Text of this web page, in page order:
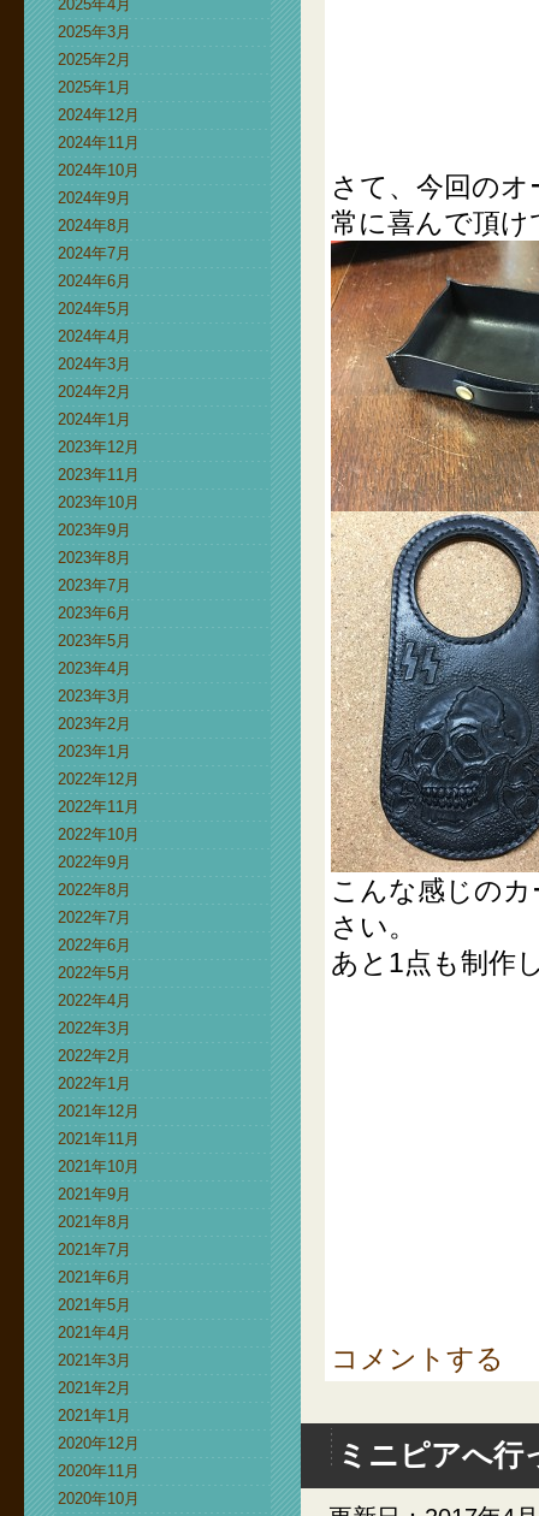
2025年4月
2025年3月
2025年2月
2025年1月
2024年12月
2024年11月
2024年10月
2024年9月
2024年8月
2024年7月
2024年6月
2024年5月
2024年4月
2024年3月
2024年2月
2024年1月
2023年12月
2023年11月
2023年10月
2023年9月
2023年8月
2023年7月
2023年6月
2023年5月
2023年4月
2023年3月
2023年2月
2023年1月
2022年12月
2022年11月
2022年10月
2022年9月
2022年8月
2022年7月
2022年6月
2022年5月
2022年4月
2022年3月
2022年2月
2022年1月
2021年12月
2021年11月
2021年10月
2021年9月
2021年8月
2021年7月
2021年6月
2021年5月
2021年4月
2021年3月
2021年2月
2021年1月
2020年12月
2020年11月
2020年10月
さて、今回の
常に喜んで頂け
こんな感じの
さい。
あと1点も制作
コメントする
ミニピアへ行